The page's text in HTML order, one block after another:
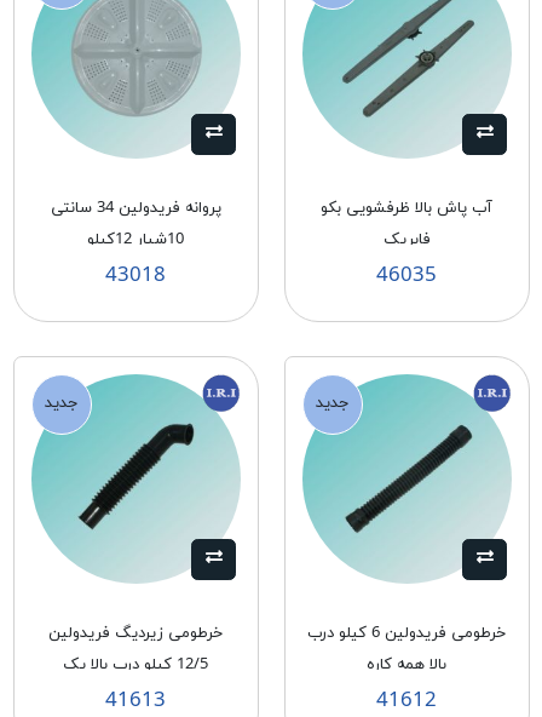
آب پاش بالا ظرفشويی بكو
فابريک
46035
پروانه فريدولين 34 سانتی
10شيار 12كيلو
43018
جدید
خرطومی فريدولين 6 كیلو درب
بالا همه كاره
41612
جدید
خرطومی زيرديگ فريدولين
12/5 كيلو درب بالا يک
سرزانويی
41613